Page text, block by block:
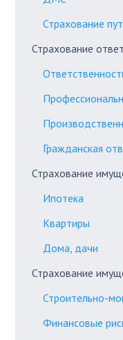
Страхование
Страхование
Гражданская
Страхование
Ипотека
Квартиры
Дома, дачи
Страхование
Строительно-
Финансовые